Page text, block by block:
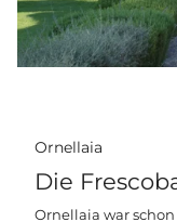
Ornellaia
Die
Ornellaia war